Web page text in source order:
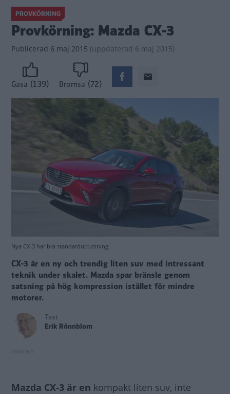
PROVKÖRNING
Provkörning: Mazda CX-3
Publicerad 6 maj 2015 (uppdaterad 6 maj 2015)
Gasa (139) Bromsa (72)
Nya CX-3 har bra standardutrustning.
CX-3 är en ny och trendig liten suv med intressant
teknik under skalet. Mazda spar bränsle genom
satsning på hög kompression istället för mindre
motorer.
Text
Erik Rönnblom
Mazda CX-3 är en kompakt liten suv, inte